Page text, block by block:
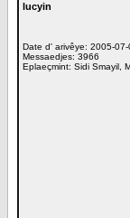
lucyin
Date d' arivêye: 2005-07-
Messaedjes: 3966
Eplaeçmint: Sidi Smayil,